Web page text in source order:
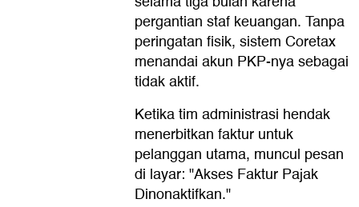
pergantian staf keuangan. Tanpa
peringatan fisik, sistem Coretax
menandai akun PKP-nya sebagai
tidak aktif.
Ketika tim administrasi hendak
menerbitkan faktur untuk
pelanggan utama, muncul pesan
di layar: "Akses Faktur Pajak
Dinonaktifkan."